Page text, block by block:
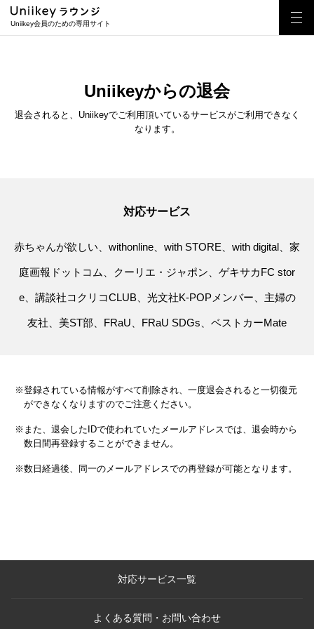
Uniikey会員のための専用サイト
よくある質問・お問い合わせUniikeyからの退会
退会されると、Uniikeyでご利用頂いているサービスがご利用できなく
なります。
対応サービス
赤ちゃんが欲しい、withonline、with STORE、with digital、家
庭画報ドットコム、クーリエ・ジャポン、ゲキサカFC stor
e、講談社コクリコCLUB、光文社K-POPメンバー、主婦の
友社、美ST部、FRaU、FRaU SDGs、ベストカーMate
※登録されている情報がすべて削除され、一度退会されると一切復元
ができなくなりますのでご注意ください。
※また、退会したIDで使われていたメールアドレスでは、退会時から
数日間再登録することができません。
※数日経過後、同一のメールアドレスでの再登録が可能となります。
対応サービス一覧
よくある質問・お問い合わせ